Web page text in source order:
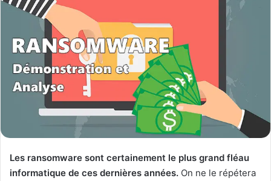
Les ransomware sont certainement le plus grand fléau
informatique de ces dernières années. On ne le répétera